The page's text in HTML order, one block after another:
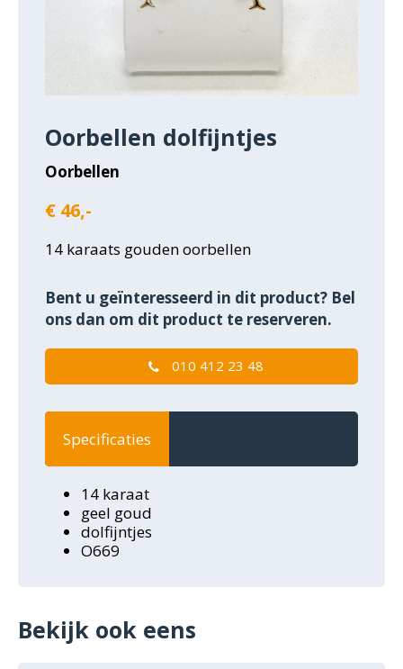
Oorbellen dolfijntjes
Oorbellen
€ 46,-
14 karaats gouden oorbellen
Bent u geïnteresseerd in dit product? Bel
ons dan om dit product te reserveren.
010 412 23 48
Specificaties
14 karaat
geel goud
dolfijntjes
O669
Bekijk ook eens